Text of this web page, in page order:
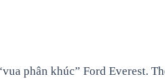
phân khúc” Ford Everest.